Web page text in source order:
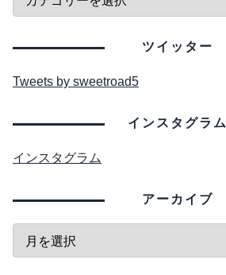
ツイッター
Tweets by sweetroad5
インスタグラム
インスタグラム
アーカイブ